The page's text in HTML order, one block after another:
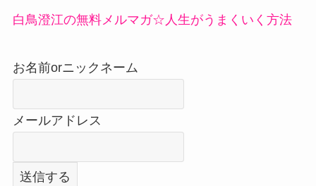
白鳥澄江の無料メルマガ☆人生がうまくいく方法
お名前orニックネーム
メールアドレス